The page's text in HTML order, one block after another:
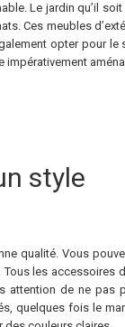
Le jardin qu’il
Ces meubles
opter pour le
impérativement
style
qualité. Vous
les accessoires
attention de ne pas
quelques fois le